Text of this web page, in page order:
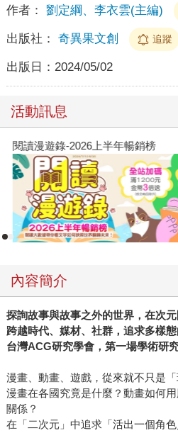
作者： 劉定綱、李衣雲(主編)
出版社： 奇異果文創 追蹤
出版日： 2024/05/02
活動訊息
閱讀漫遊錄-2026上半年暢銷榜
內容簡介
探詢故事與故事之外的世界，在次
跨越時代、媒材、社群，追求多樣
台灣ACG研究學會，第一場學術研
漫畫、動畫、遊戲，從來就不只是「
漫畫在各國究竟是什麼？動畫如何
關係？
在「二次元」中追求「活出一個角